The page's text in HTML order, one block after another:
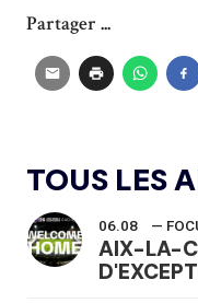
Partager ...
TOUS LES
06.08 —
AIX-LA-